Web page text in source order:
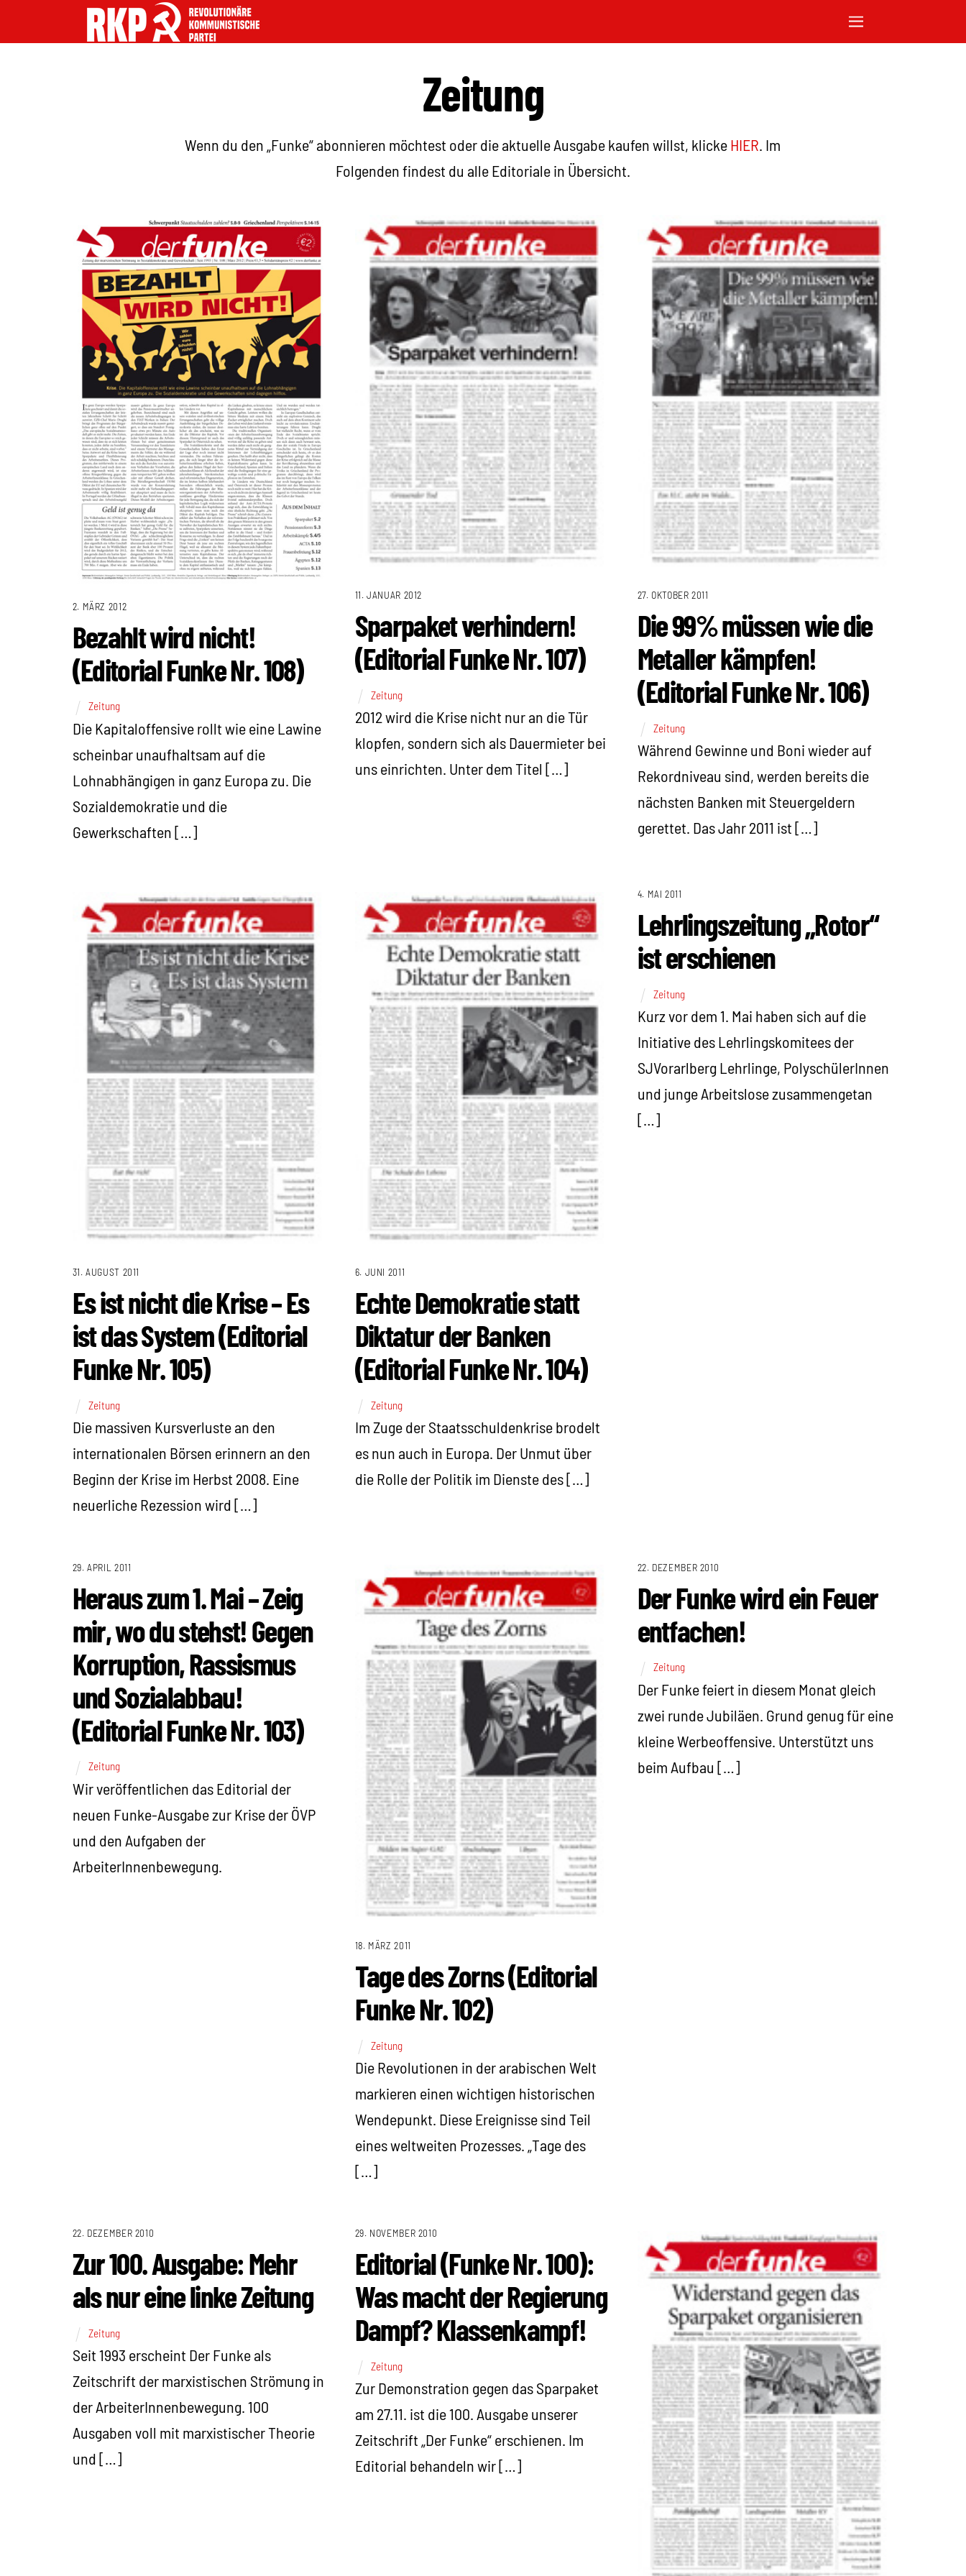
Zeitung
Wenn du den „Funke“ abonnieren möchtest oder die aktuelle Ausgabe kaufen willst, klickeHIER. Im
Folgenden findest du alle Editoriale in Übersicht.
2. MÄRZ 2012
Bezahlt wird nicht!
(Editorial Funke Nr. 108)
Zeitung
Die Kapitaloffensive rollt wie eine Lawine
scheinbar unaufhaltsam auf die
Lohnabhängigen in ganz Europa zu. Die
Sozialdemokratie und die
Gewerkschaften […]
11. JANUAR 2012
Sparpaket verhindern!
(Editorial Funke Nr. 107)
Zeitung
2012 wird die Krise nicht nur an die Tür
klopfen, sondern sich als Dauermieter bei
uns einrichten. Unter dem Titel […]
27. OKTOBER 2011
Die 99% müssen wie die
Metaller kämpfen!
(Editorial Funke Nr. 106)
Zeitung
Während Gewinne und Boni wieder auf
Rekordniveau sind, werden bereits die
nächsten Banken mit Steuergeldern
gerettet. Das Jahr 2011 ist […]
31. AUGUST 2011
Es ist nicht die Krise – Es
ist das System (Editorial
Funke Nr. 105)
Zeitung
Die massiven Kursverluste an den
internationalen Börsen erinnern an den
Beginn der Krise im Herbst 2008. Eine
neuerliche Rezession wird […]
6. JUNI 2011
Echte Demokratie statt
Diktatur der Banken
(Editorial Funke Nr. 104)
Zeitung
Im Zuge der Staatsschuldenkrise brodelt
es nun auch in Europa. Der Unmut über
die Rolle der Politik im Dienste des […]
4. MAI 2011
Lehrlingszeitung „Rotor“
ist erschienen
Zeitung
Kurz vor dem 1. Mai haben sich auf die
Initiative des Lehrlingskomitees der
SJVorarlberg Lehrlinge, PolyschülerInnen
und junge Arbeitslose zusammengetan
[…]
29. APRIL 2011
Heraus zum 1. Mai – Zeig
mir, wo du stehst! Gegen
Korruption, Rassismus
und Sozialabbau!
(Editorial Funke Nr. 103)
Zeitung
Wir veröffentlichen das Editorial der
neuen Funke-Ausgabe zur Krise der ÖVP
und den Aufgaben der
ArbeiterInnenbewegung.
18. MÄRZ 2011
Tage des Zorns (Editorial
Funke Nr. 102)
Zeitung
Die Revolutionen in der arabischen Welt
markieren einen wichtigen historischen
Wendepunkt. Diese Ereignisse sind Teil
eines weltweiten Prozesses. „Tage des
[…]
22. DEZEMBER 2010
Der Funke wird ein Feuer
entfachen!
Zeitung
Der Funke feiert in diesem Monat gleich
zwei runde Jubiläen. Grund genug für eine
kleine Werbeoffensive. Unterstützt uns
beim Aufbau […]
22. DEZEMBER 2010
Zur 100. Ausgabe: Mehr
als nur eine linke Zeitung
Zeitung
Seit 1993 erscheint Der Funke als
Zeitschrift der marxistischen Strömung in
der ArbeiterInnenbewegung. 100
Ausgaben voll mit marxistischer Theorie
und […]
29. NOVEMBER 2010
Editorial (Funke Nr. 100):
Was macht der Regierung
Dampf? Klassenkampf!
Zeitung
Zur Demonstration gegen das Sparpaket
am 27.11. ist die 100. Ausgabe unserer
Zeitschrift „Der Funke“ erschienen. Im
Editorial behandeln wir […]